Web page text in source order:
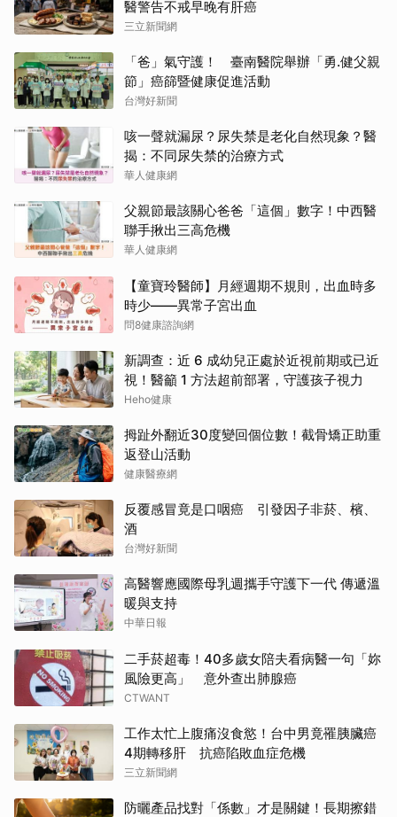
醫警告不戒早晚有肝癌
三立新聞網
「爸」氣守護！ 臺南醫院舉辦「勇.健父親
節」癌篩暨健康促進活動
台灣好新聞
咳一聲就漏尿？尿失禁是老化自然現象？醫
揭：不同尿失禁的治療方式
華人健康網
父親節最該關心爸爸「這個」數字！中西醫
聯手揪出三高危機
華人健康網
【童寶玲醫師】月經週期不規則，出血時多
時少——異常子宮出血
問8健康諮詢網
新調查：近 6 成幼兒正處於近視前期或已近
視！醫籲 1 方法超前部署，守護孩子視力
Heho健康
拇趾外翻近30度變回個位數！截骨矯正助重
返登山活動
健康醫療網
反覆感冒竟是口咽癌 引發因子非菸、檳、
酒
台灣好新聞
高醫響應國際母乳週攜手守護下一代 傳遞溫
暖與支持
中華日報
二手菸超毒！40多歲女陪夫看病醫一句「妳
風險更高」 意外查出肺腺癌
CTWANT
工作太忙上腹痛沒食慾！台中男竟罹胰臟癌
4期轉移肝 抗癌陷敗血症危機
三立新聞網
防曬產品找對「係數」才是關鍵！長期擦錯